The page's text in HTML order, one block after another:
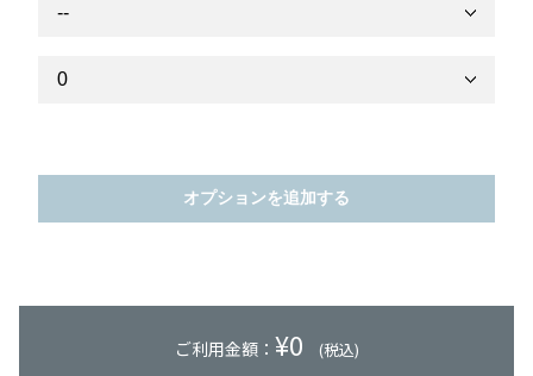
オプションを追加する
ご利用金額： ¥0 (税込)